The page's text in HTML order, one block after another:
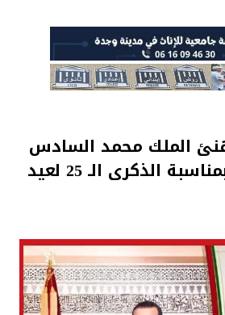
الملك محمد السادس
نصره الله وأيده، بمناسبة الذكرى الـ 25 لعيد